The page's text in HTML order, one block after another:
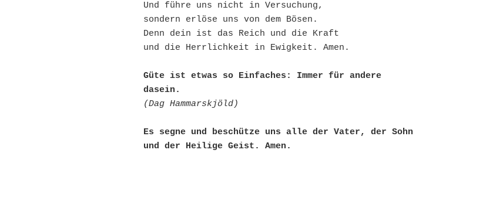
Und führe uns nicht in Versuchung,
sondern erlöse uns von dem Bösen.
Denn dein ist das Reich und die Kraft
Güte ist etwas so Einfaches: Immer für andere
dasein.
(Dag Hammarskjöld)
Es segne und beschütze uns alle der Vater, der Sohn
und der Heilige Geist. Amen.